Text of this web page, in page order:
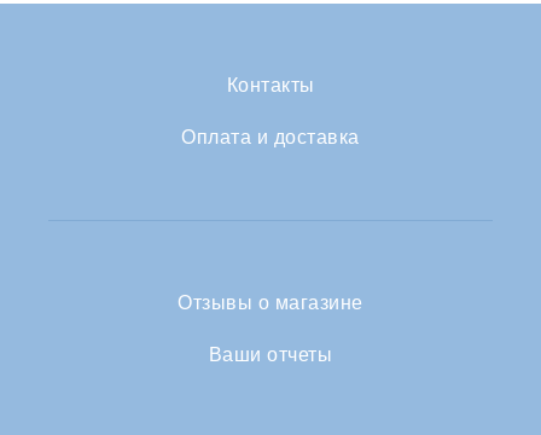
Контакты
Оплата и доставка
Отзывы о магазине
Ваши отчеты